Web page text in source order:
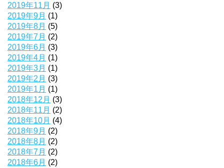
2019年11月 (3)
2019年9月 (1)
2019年8月 (5)
2019年7月 (2)
2019年6月 (3)
2019年4月 (1)
2019年3月 (1)
2019年2月 (3)
2019年1月 (1)
2018年12月 (3)
2018年11月 (2)
2018年10月 (4)
2018年9月 (2)
2018年8月 (2)
2018年7月 (2)
2018年6月 (2)